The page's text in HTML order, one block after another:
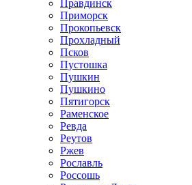
Правдинск
Приморск
Прокопьевск
Прохладный
Псков
Пустошка
Пушкин
Пушкино
Пятигорск
Раменское
Ревда
Реутов
Ржев
Рославль
Россошь